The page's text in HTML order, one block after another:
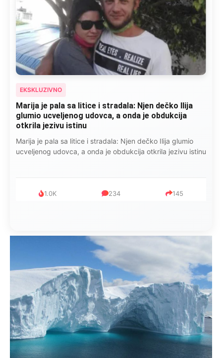
EKSKLUZIVNO
Marija je pala sa litice i stradala: Njen dečko Ilija
glumio ucveljenog udovca, a onda je obdukcija
otkrila jezivu istinu
Marija je pala sa litice i stradala: Njen dečko Ilija glumio
ucveljenog udovca, a onda je obdukcija otkrila jezivu istinu
1.0K 234 145